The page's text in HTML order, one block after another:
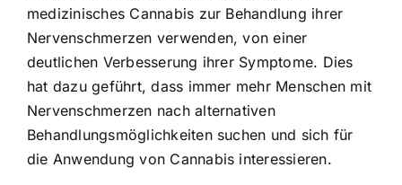
medizinisches Cannabis zur Behandlung ihrer
Nervenschmerzen verwenden, von einer
deutlichen Verbesserung ihrer Symptome. Dies
hat dazu geführt, dass immer mehr Menschen mit
Nervenschmerzen nach alternativen
Behandlungsmöglichkeiten suchen und sich für
die Anwendung von Cannabis interessieren.